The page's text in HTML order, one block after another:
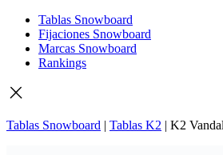
Tablas Snowboard
Fijaciones Snowboard
Marcas Snowboard
Rankings
Tablas Snowboard | Tablas K2 | K2